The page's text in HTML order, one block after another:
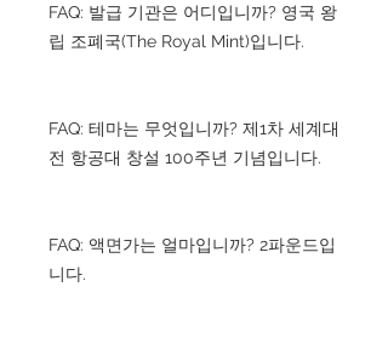
FAQ: 발급 기관은 어디입니까? 영국 왕
립 조폐국(The Royal Mint)입니다.
FAQ: 테마는 무엇입니까? 제1차 세계대
전 항공대 창설 100주년 기념입니다.
FAQ: 액면가는 얼마입니까? 2파운드입
니다.